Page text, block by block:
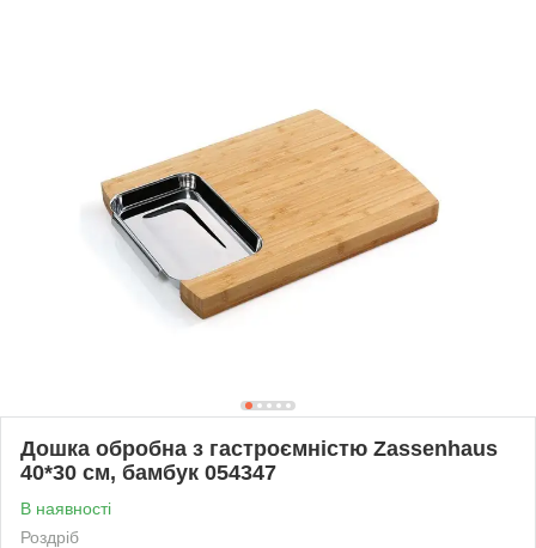
Дошка обробна з гастроємністю Zassenhaus
40*30 см, бамбук 054347
В наявності
Роздріб